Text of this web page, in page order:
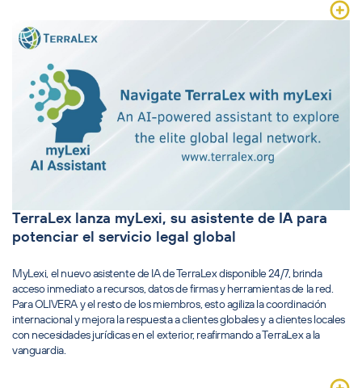
TerraLex lanza myLexi, su asistente de IA para
potenciar el servicio legal global
MyLexi, el nuevo asistente de IA de TerraLex disponible 24/7, brinda
acceso inmediato a recursos, datos de firmas y herramientas de la red.
Para OLIVERA y el resto de los miembros, esto agiliza la coordinación
internacional y mejora la respuesta a clientes globales y a clientes locales
con necesidades jurídicas en el exterior, reafirmando a TerraLex a la
vanguardia.